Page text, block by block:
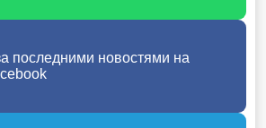
последними новостями на